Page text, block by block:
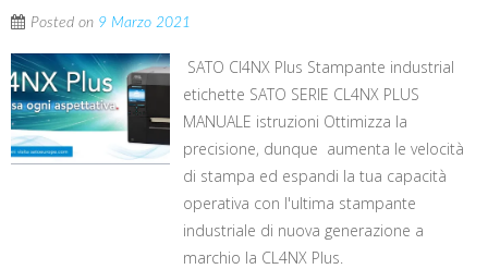
Posted on 9 Marzo 2021
SATO Cl4NX Plus Stampante industrial
etichette SATO SERIE CL4NX PLUS
MANUALE istruzioni Ottimizza la
precisione, dunque aumenta le velocità
di stampa ed espandi la tua capacità
operativa con l'ultima stampante
industriale di nuova generazione a
marchio la CL4NX Plus.